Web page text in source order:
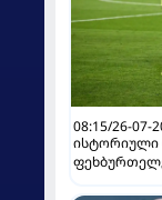
08:15/26-07-
ისტორიული